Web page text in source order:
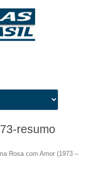
resumo
Rosa com Amor (1973 –